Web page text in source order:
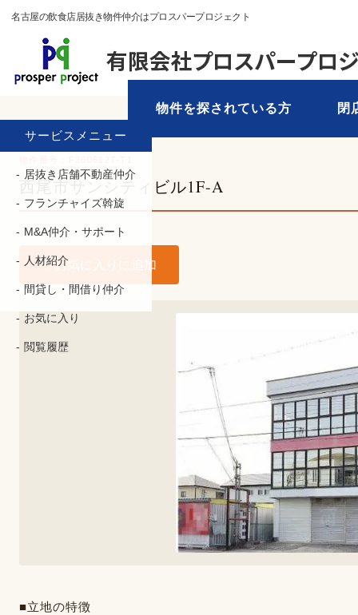
名古屋の飲食店居抜き物件仲介はプロスパープロジェクト
物件を探されている方 閉
TOP 物件を探す
西尾市サンシティビル1F-A
お気に入りに追加
■立地の特徴
サービスメニュー
居抜き店舗不動産仲介
フランチャイズ斡旋
M&A仲介・サポート
人材紹介
間貸し・間借り仲介
お気に入り
閲覧履歴